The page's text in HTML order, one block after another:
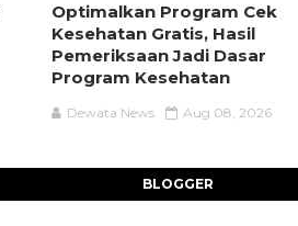
Optimalkan Program Cek
Kesehatan Gratis, Hasil
Pemeriksaan Jadi Dasar
Program Kesehatan
Dewata News Aug 08, 2026
BLOGGER